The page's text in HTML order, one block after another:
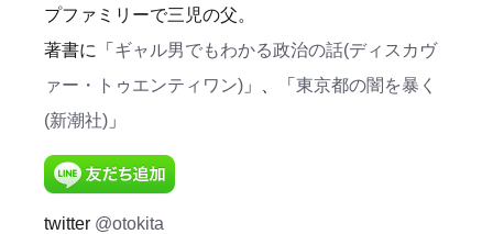
プファミリーで三児の父。
著書に「 ギャル男でもわかる政治の話(ディスカヴ
ァー・トゥエンティワン) 」、「 東京都の闇を暴く
(新潮社) 」
twitter @otokita